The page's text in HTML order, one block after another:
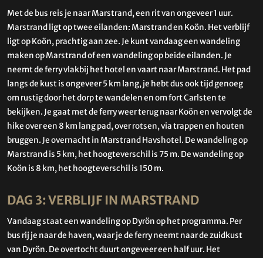
Met de bus reis je naar Marstrand, een rit van ongeveer 1 uur.
Marstrand ligt op twee eilanden: Marstrand en Koön. Het verblijf
ligt op Koön, prachtig aan zee. Je kunt vandaag een wandeling
maken op Marstrand of een wandeling op beide eilanden. Je
neemt de ferry vlakbij het hotel en vaart naar Marstrand. Het pad
langs de kust is ongeveer 5 km lang, je hebt dus ook tijd genoeg
om rustig door het dorp te wandelen en om fort Carlsten te
bekijken. Je gaat met de ferry weer terug naar Koön en vervolgt de
hike over een 8 km lang pad, over rotsen, via trappen en houten
bruggen. Je overnacht in Marstrand Havshotel. De wandeling op
Marstrand is 5 km, het hoogteverschil is 75 m. De wandeling op
Koön is 8 km, het hoogteverschil is 150 m.
DAG 3: VERBLIJF IN MARSTRAND
Vandaag staat een wandeling op Dyrön op het programma. Per
bus rij je naar de haven, waar je de ferry neemt naar de zuidkust
van Dyrön. De overtocht duurt ongeveer een half uur. Het